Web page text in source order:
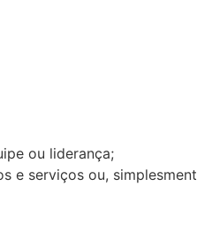
ou liderança;
e serviços ou,